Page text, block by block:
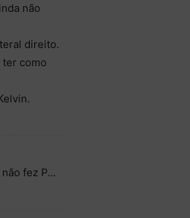
não
direito.
como
fez P…